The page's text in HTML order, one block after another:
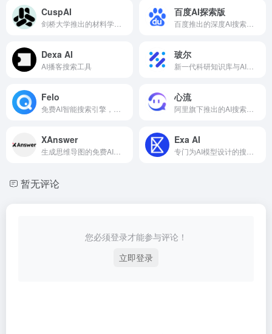
CuspAI 百度AI探索版
Dexa AI
AI播客搜索工具
玻尔
Felo 心流
XAnswer Exa AI
暂无评论
您必须登录才能参与评论！
立即登录